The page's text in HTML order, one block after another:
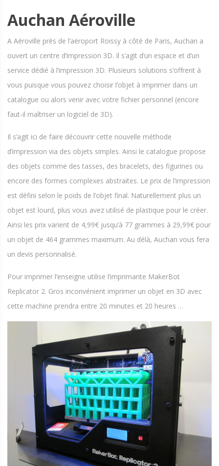
Auchan Aéroville
A Aéroville près de l’aéroport Roissy à côté de Paris, Auchan a
ouvert un centre d’impression 3D. Il s’agit d’un espace et d’un
service dédié à l’impression 3D. Plusieurs solutions s’offrent à
vous puisque vous pouvez choisir l’objet à imprimer dans un
catalogue ou alors venir avec votre fichier personnel (encore
faut-il maîtriser un logiciel de 3D).
Il s’agit ici de faire découvrir cette nouvelle méthode
d’impression via des objets simples. Ainsi le catalogue propose
des objets comme des tasses, des bracelets, des figurines ou
encore des formes complexes abstraites. Le prix de l’impression
est défini selon le poids de l’objet final. Naturellement plus un
objet est lourd, plus vous avez utilisé de plastique pour le créer.
Ainsi les prix varient de 4,99€ jusqu’à 77 grammes à 29,99€ pour
un objet de 464 grammes maximum. Au délà, Auchan vous fera
un devis personnalisé.
Pour imprimer l’enseigne utilise l’imprimante MakerBot
Replicator 2. Gros inconvénient imprimer un objet en 3D avec
cette machine prendra entre 20 minutes et 20 heures …